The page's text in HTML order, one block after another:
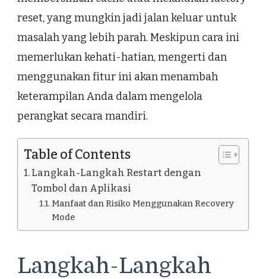
reset, yang mungkin jadi jalan keluar untuk
masalah yang lebih parah. Meskipun cara ini
memerlukan kehati-hatian, mengerti dan
menggunakan fitur ini akan menambah
keterampilan Anda dalam mengelola
perangkat secara mandiri.
Table of Contents
Langkah-Langkah Restart dengan
Tombol dan Aplikasi
Manfaat dan Risiko Menggunakan Recovery
Mode
Langkah-Langkah